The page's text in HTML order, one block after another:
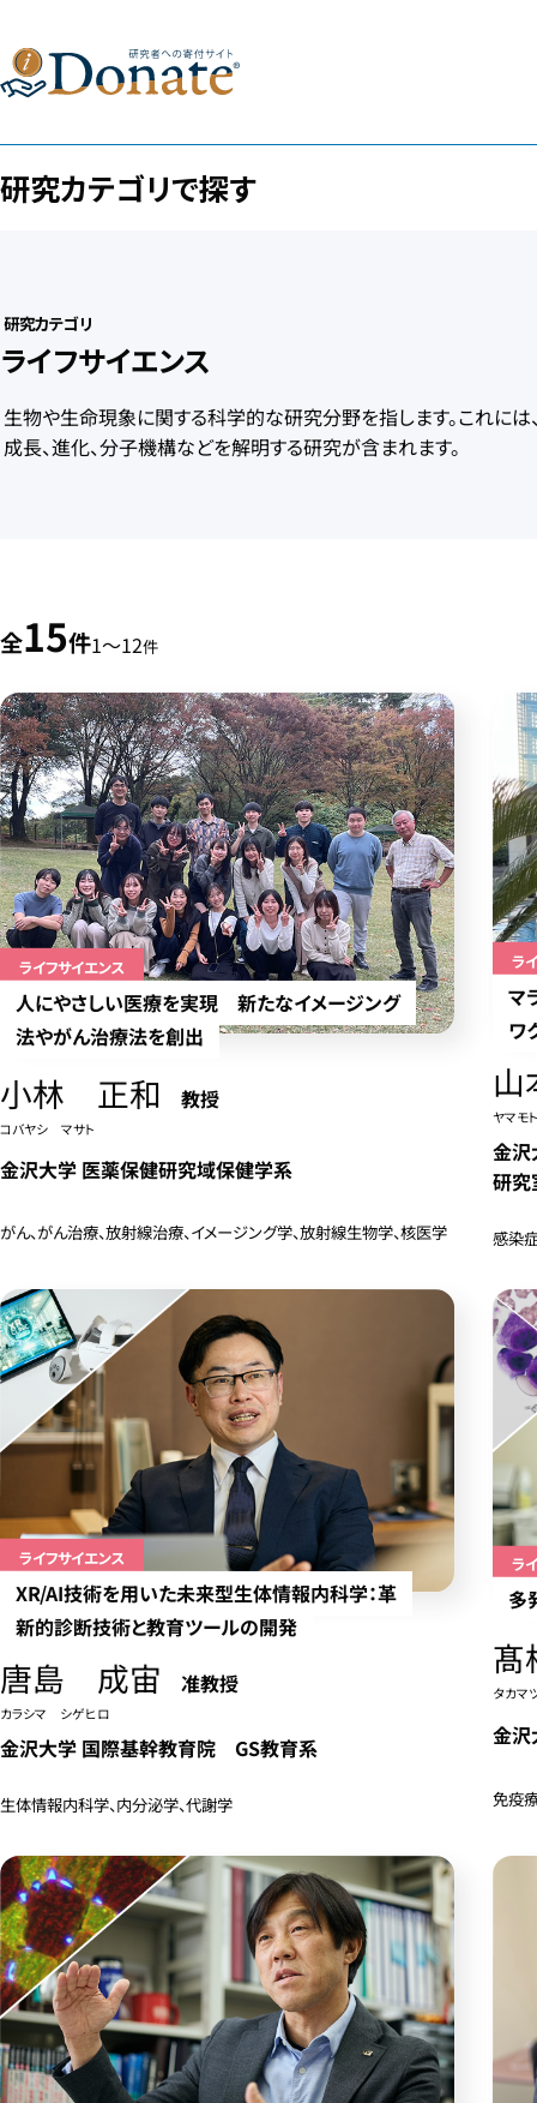
研究カテゴリで探す
研究カテゴリ
ライフサイエンス
生物や生命現象に関する科学的な研究分野を指します。これには
成長、進化、分子機構などを解明する研究が含まれます。
全15件1〜12件
ライフサイエンス
人にやさしい医療を実現 新たなイメージング
法やがん治療法を創出
小林 正和 教授
コバヤシ マサト
金沢大学 医薬保健研究域保健学系
がん、がん治療、放射線治療、イメージング学、放射線生物学、核医学
ラ
マ
ワ
ヤマモ
金
研究
感染症
ライフサイエンス
XR/AI技術を用いた未来型生体情報内科学：革
新的診断技術と教育ツールの開発
唐島 成宙 准教授
カラシマ シゲヒロ
金沢大学 国際基幹教育院 GS教育系
生体情報内科学、内分泌学、代謝学
ラ
多
タカ
金沢
免疫